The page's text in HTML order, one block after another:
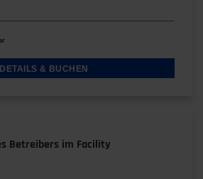
DETAILS & BUCHEN
Betreibers im Facility